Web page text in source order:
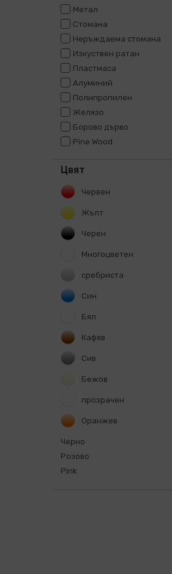
Метал
Стомана
Неръждаема стомана
Изкуствен ратан
Пластмаса
Алуминий
Полипропилен
Желязо
Борово дърво
Pine Wood
Цвят
Червен
Жълт
Черен
Многоцветен
сребриста
Син
Бял
Кафяв
Сив
Бежов
прозрачен
Оранжев
Черно
Розово
Pink